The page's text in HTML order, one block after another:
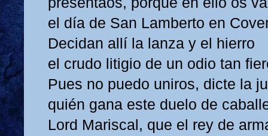
el día de San Lamberto en
Decidan allí la lanza y el hierro
el crudo litigio de un odio tan
Pues no puedo uniros, dicte la
quién gana este duelo de
Lord Mariscal, que el rey de